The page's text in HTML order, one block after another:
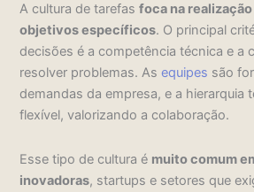
A cultura de tarefasfoca na
objetivos específicos. O principal
decisões é a competência técnica e a
resolver problemas. Asequipes são
demandas da empresa, e a hierarquia
flexível, valorizando a colaboração.
Esse tipo de cultura é muito comum
inovadoras, startups e setores que